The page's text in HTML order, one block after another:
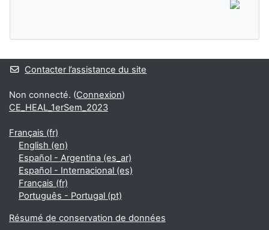
Contacter l’assistance du site
Non connecté. (Connexion)
CE_HEAL_1erSem_2023
Français ‎(fr)‎
English ‎(en)‎
Español - Argentina ‎(es_ar)‎
Español - Internacional ‎(es)‎
Français ‎(fr)‎
Português - Portugal ‎(pt)‎
Résumé de conservation de données